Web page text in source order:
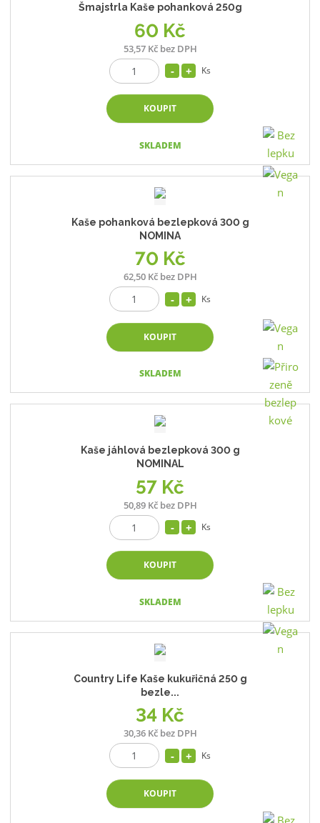
Šmajstrla Kaše pohanková 250g
60 Kč
53,57 Kč bez DPH
Ks
KOUPIT
SKLADEM
Kaše pohanková bezlepková 300 g
NOMINA
70 Kč
62,50 Kč bez DPH
Ks
KOUPIT
SKLADEM
Kaše jáhlová bezlepková 300 g
NOMINAL
57 Kč
50,89 Kč bez DPH
Ks
KOUPIT
SKLADEM
Country Life Kaše kukuřičná 250 g
bezle...
34 Kč
30,36 Kč bez DPH
Ks
KOUPIT